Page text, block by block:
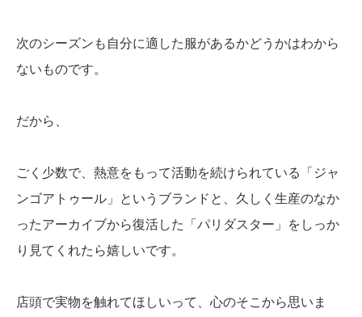
次のシーズンも自分に適した服があるかどうかはわから
ないものです。
だから、
ごく少数で、熱意をもって活動を続けられている「ジャ
ンゴアトゥール」というブランドと、久しく生産のなか
ったアーカイブから復活した「パリダスター」をしっか
り見てくれたら嬉しいです。
店頭で実物を触れてほしいって、心のそこから思いま